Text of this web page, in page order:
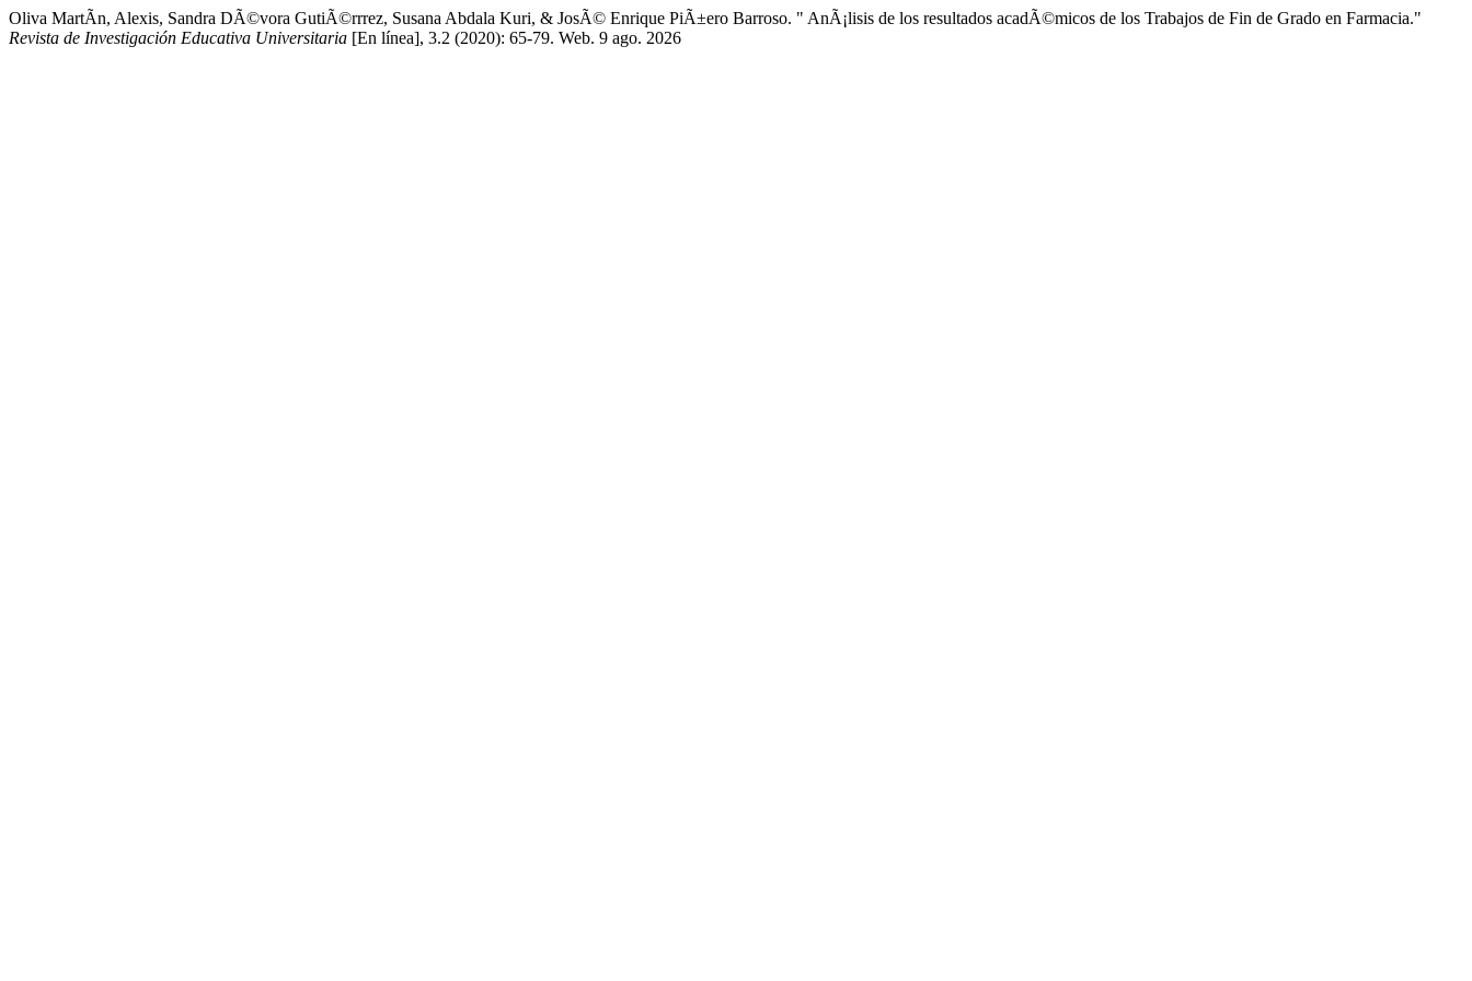
Oliva MartÃ­n, Alexis, Sandra DÃ©vora GutiÃ©rrrez, Susana Abdala Kuri, & JosÃ© Enrique PiÃ±ero Barroso. " AnÃ¡lisis de los resultados acadÃ©micos de los Trabajos de Fin de Grado en Farmacia."
Revista de Investigación Educativa Universitaria [En línea], 3.2 (2020): 65-79. Web. 9 ago. 2026